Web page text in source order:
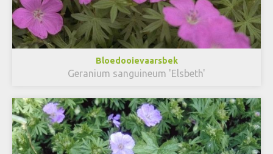
Bloedooievaarsbek
Geranium sanguineum 'Elsbeth'